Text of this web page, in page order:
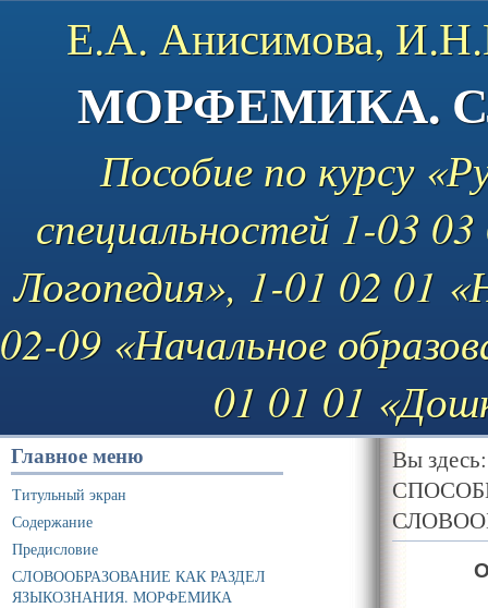
Е.А. Анисимова,
МОРФЕМИКА.
Пособие по курсу
специальностей 1-03
Логопедия», 1-01 02 01
02-09 «Начальное
01 01 01
Вы
Главное меню
Титульный экран
Содержание
Предисловие
СЛОВООБРАЗОВАНИЕ КАК РАЗДЕЛ
ЯЗЫКОЗНАНИЯ. МОРФЕМИКА